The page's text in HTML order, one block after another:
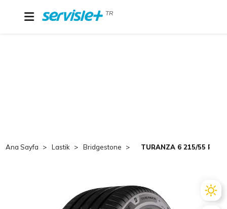
TR
Ana Sayfa Lastik Bridgestone TURANZA 6 215/55 R18